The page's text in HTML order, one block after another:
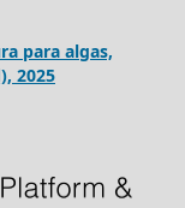
para algas,
2025